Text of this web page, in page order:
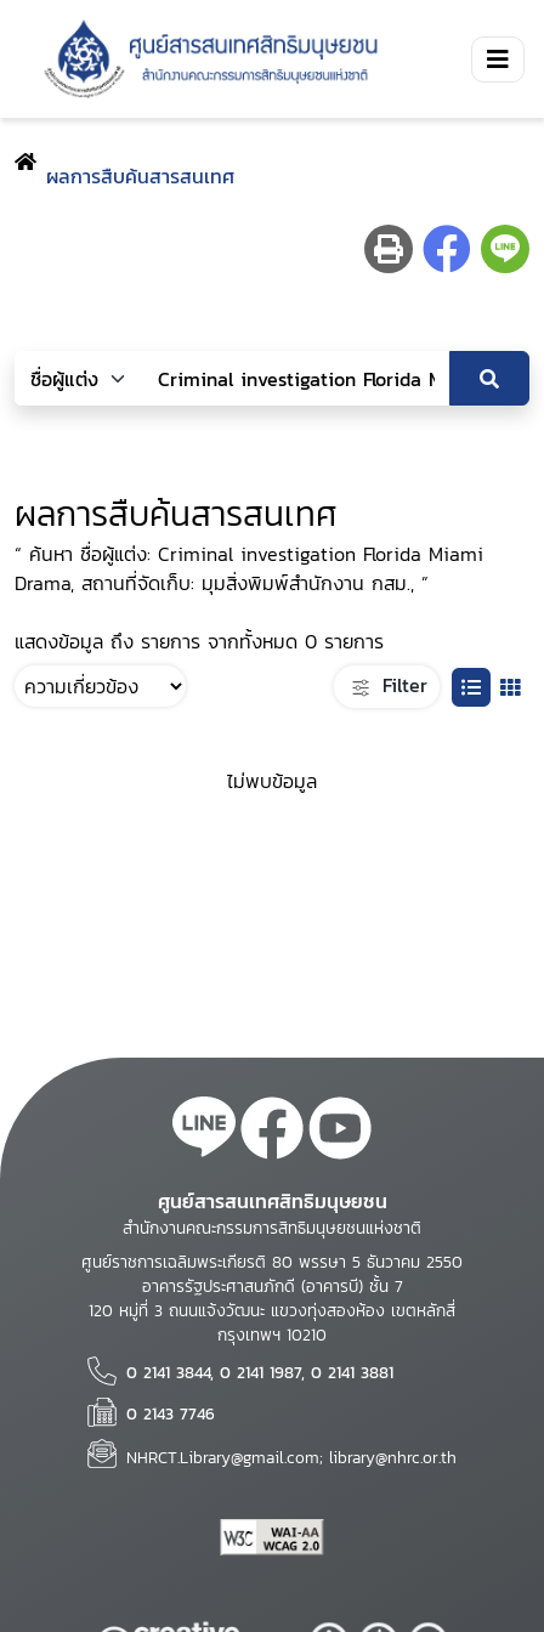
ผลการสืบค้นสารสนเทศ
ผลการสืบค้นสารสนเทศ
“ ค้นหา ชื่อผู้แต่ง: Criminal investigation Florida Miami
Drama, สถานที่จัดเก็บ: มุมสิ่งพิมพ์สำนักงาน กสม., ”
แสดงข้อมูล ถึง รายการ จากทั้งหมด 0 รายการ
Filter
ไม่พบข้อมูล
ศูนย์สารสนเทศสิทธิมนุษยชน
สำนักงานคณะกรรมการสิทธิมนุษยชนแห่งชาติ
ศูนย์ราชการเฉลิมพระเกียรติ 80 พรรษา 5 ธันวาคม 2550
อาคารรัฐประศาสนภักดี (อาคารบี) ชั้น 7
120 หมู่ที่ 3 ถนนแจ้งวัฒนะ แขวงทุ่งสองห้อง เขตหลักสี่
กรุงเทพฯ 10210
0 2141 3844, 0 2141 1987, 0 2141 3881
0 2143 7746
NHRCT.Library@gmail.com; library@nhrc.or.th